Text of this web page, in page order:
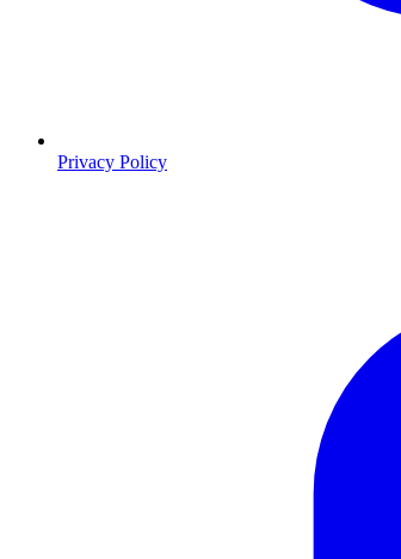
Privacy Policy